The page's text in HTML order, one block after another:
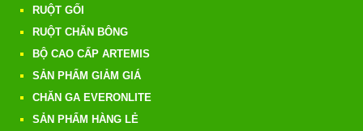
RUỘT GỐI
RUỘT CHĂN BÔNG
BỘ CAO CẤP ARTEMIS
SẢN PHẨM GIẢM GIÁ
CHĂN GA EVERONLITE
SẢN PHẨM HÀNG LẺ